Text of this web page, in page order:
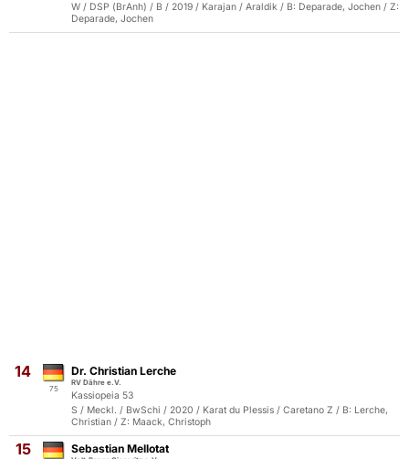
W / DSP (BrAnh) / B / 2019 / Karajan / Araldik / B: Deparade, Jochen / Z:
Deparade, Jochen
14
75
Dr. Christian Lerche
RV Dähre e.V.
Kassiopeia 53
S / Meckl. / BwSchi / 2020 / Karat du Plessis / Caretano Z / B: Lerche,
Christian / Z: Maack, Christoph
15 Sebastian Mellotat